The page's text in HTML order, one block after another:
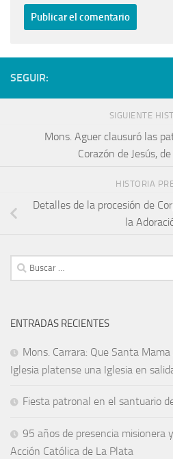
SEGUIR:
SIGUIENTE
Mons. Aguer clausuró las
Corazón de Jesús,
HISTORIA
Detalles de la procesión de
la
ENTRADAS RECIENTES
Mons. Carrara: Que Santa
Iglesia platense una Iglesia en
Fiesta patronal en el santuario
95 años de presencia misionera
Acción Católica de La Plata